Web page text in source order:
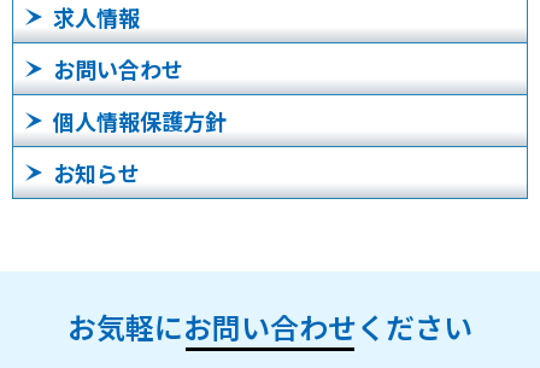
求人情報
お問い合わせ
個人情報保護方針
お知らせ
お気軽にお問い合わせください